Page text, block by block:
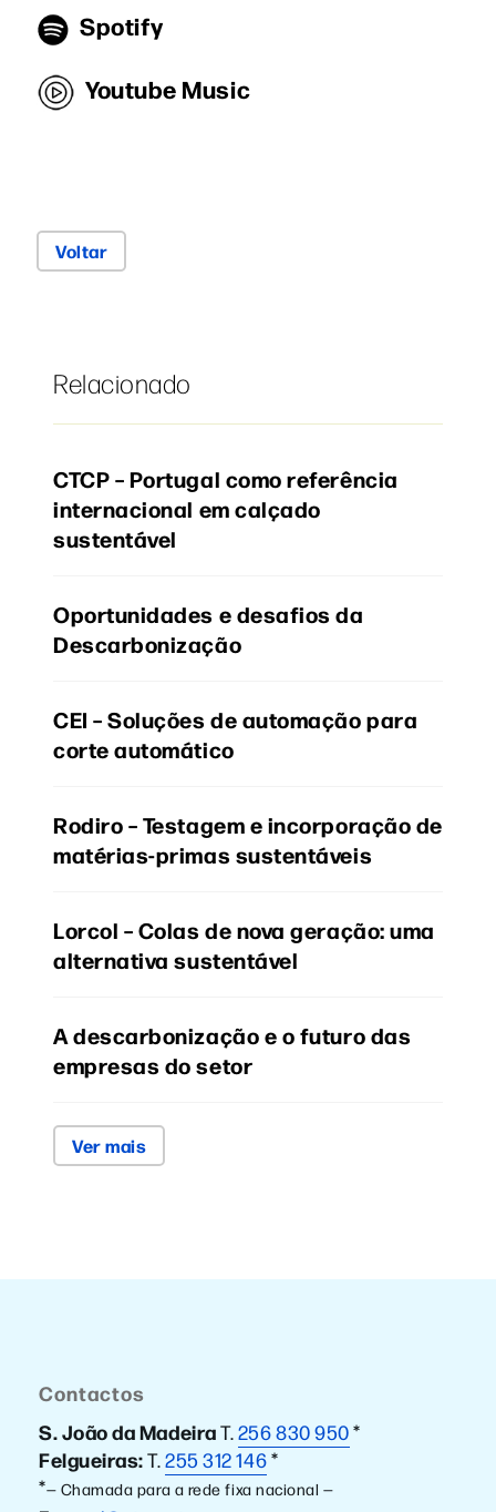
Spotify
Youtube Music
Voltar
Relacionado
CTCP – Portugal como referência
internacional em calçado
sustentável
Oportunidades e desafios da
Descarbonização
CEI – Soluções de automação para
corte automático
Rodiro – Testagem e incorporação de
matérias-primas sustentáveis
Lorcol – Colas de nova geração: uma
alternativa sustentável
A descarbonização e o futuro das
empresas do setor
Ver mais
Contactos
S. João da MadeiraT.256 830 950*
Felgueiras:T.255 312 146*
*— Chamada para a rede fixa nacional —